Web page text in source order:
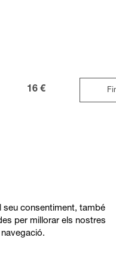
16 €
seu consentiment, també
per millorar els nostres